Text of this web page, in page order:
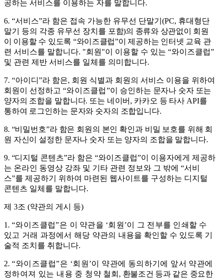
공하는 서비스를 이용하는 자를 말합니다.
6. “서비스”라 함은 접속 가능한 유무선 단말기 (PC, 휴대형단
말기 등의 각종 유무선 장치를 포함)의 종류와 상관없이 회원
이 이용할 수 있도록 “와이즈클럽”이 제공하는 인터넷 교육 관
련 서비스를 말합니다. "회원 "이 이용할 수 있는 “와이즈클럽”
및 관련 제반 서비스를 일체를 의미합니다.
7. “아이디 ”라 함은, 회원 식별과 회원의 서비스 이용을 위하여
회원이 선정하고 “와이즈클럽”이
승인하는 문자나 숫자 또는
양자의 조합을 말합니다. 또는 네이버 , 카카오 등 타사 API를
통하여 로그인하는 문자와 숫자의 조합입니다.
8. “비밀번호”라 함은 회원의 본인 확인과 비밀 보호를 위해 회
원 자신이 설정한 문자나 숫자 또는 양자의 조합을 말합니다.
9. “디지털 콘텐츠”라 함은“와이즈클럽”이 이용자에게 제공하
는 온라인 동영상 강좌 및 기타 관련 정보와 그 밖에 “서비
스”를 제공하기 위하여 마련된 웹사이트를 구성하는 디지털
콘텐츠 일체를 말합니다.
제 3조 (약관의 게시 등)
1. “와이즈클럽”은 이 약관을 ‘회원 ’이 그 전부를 인쇄할 수
있고 거래 과정에서 해당 약관의 내용을 확인할 수 있도록 기
술적 조치를 취합니다.
2. “와이즈클럽”은 ‘회원 ’이 약관에 동의하기에 앞서 약관에
정하여져 있는 내용 중 청 약 철회 , 환불조건 등과 같은 중요한